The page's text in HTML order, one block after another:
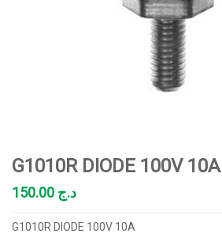
G1010R DIODE 100V 10A
د.ج
G1010R DIODE 100V 10A